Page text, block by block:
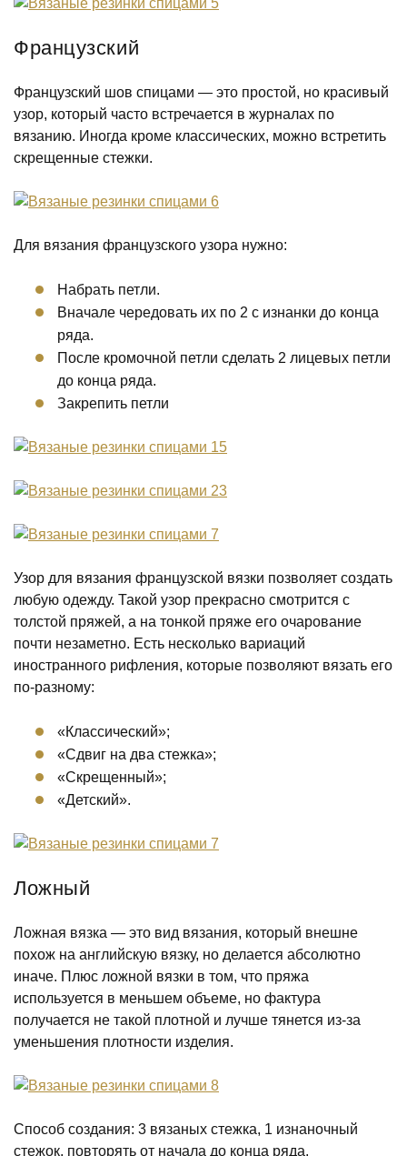
Французский
Французский шов спицами — это простой, но красивый
узор, который часто встречается в журналах по
вязанию. Иногда кроме классических, можно встретить
скрещенные стежки.
Для вязания французского узора нужно:
Набрать петли.
Вначале чередовать их по 2 с изнанки до конца
ряда.
После кромочной петли сделать 2 лицевых петли
до конца ряда.
Закрепить петли
Узор для вязания французской вязки позволяет создать
любую одежду. Такой узор прекрасно смотрится с
толстой пряжей, а на тонкой пряже его очарование
почти незаметно. Есть несколько вариаций
иностранного рифления, которые позволяют вязать его
по-разному:
«Классический»;
«Сдвиг на два стежка»;
«Скрещенный»;
«Детский».
Ложный
Ложная вязка — это вид вязания, который внешне
похож на английскую вязку, но делается абсолютно
иначе. Плюс ложной вязки в том, что пряжа
используется в меньшем объеме, но фактура
получается не такой плотной и лучше тянется из-за
уменьшения плотности изделия.
Способ создания: 3 вязаных стежка, 1 изнаночный
стежок, повторять от начала до конца ряда.